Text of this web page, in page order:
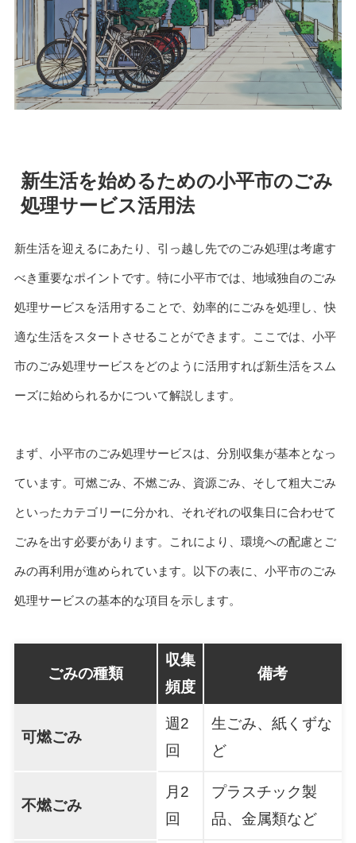
新生活を始めるための小平市のごみ
処理サービス活用法
新生活を迎えるにあたり、引っ越し先でのごみ処理は考慮す
べき重要なポイントです。特に小平市では、地域独自のごみ
処理サービスを活用することで、効率的にごみを処理し、快
適な生活をスタートさせることができます。ここでは、小平
市のごみ処理サービスをどのように活用すれば新生活をスム
ーズに始められるかについて解説します。
まず、小平市のごみ処理サービスは、分別収集が基本となっ
ています。可燃ごみ、不燃ごみ、資源ごみ、そして粗大ごみ
といったカテゴリーに分かれ、それぞれの収集日に合わせて
ごみを出す必要があります。これにより、環境への配慮とご
みの再利用が進められています。以下の表に、小平市のごみ
処理サービスの基本的な項目を示します。
ごみの種類
収集
頻度
備考
可燃ごみ
週2
回
生ごみ、紙くずな
ど
不燃ごみ
月2
回
プラスチック製
品、金属類など